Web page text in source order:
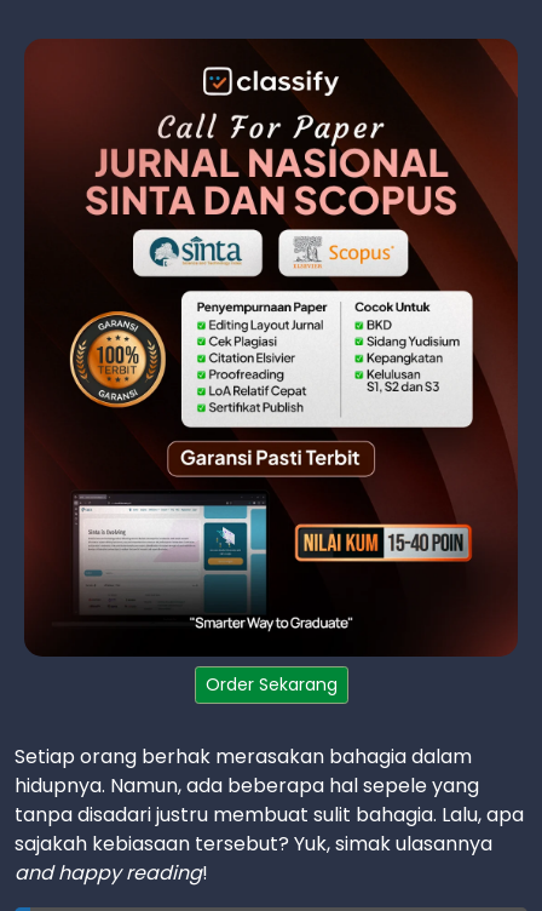
Order Sekarang
Setiap orang berhak merasakan bahagia dalam
hidupnya. Namun, ada beberapa hal sepele yang
tanpa disadari justru membuat sulit bahagia. Lalu, apa
sajakah kebiasaan tersebut? Yuk, simak ulasannya
and happy reading!